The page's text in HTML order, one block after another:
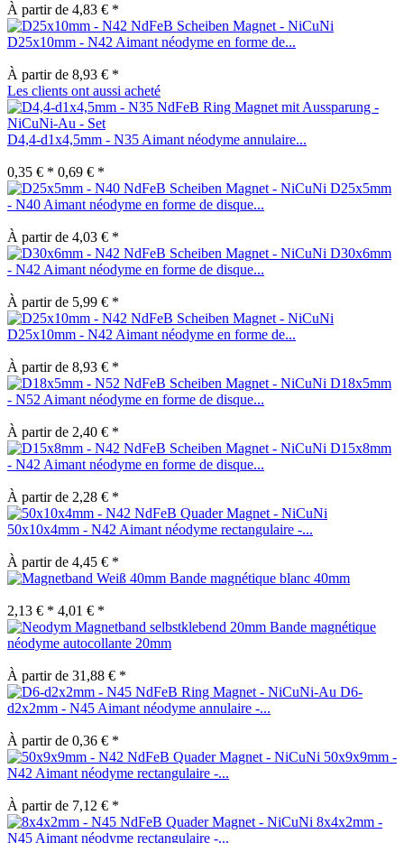
À partir de 4,83 € *
D25x10mm - N42 Aimant néodyme en forme de...
À partir de 8,93 € *
Les clients ont aussi acheté
D4,4-d1x4,5mm - N35 Aimant néodyme annulaire...
0,35 € * 0,69 € *
D25x5mm
- N40 Aimant néodyme en forme de disque...
À partir de 4,03 € *
D30x6mm
- N42 Aimant néodyme en forme de disque...
À partir de 5,99 € *
D25x10mm - N42 Aimant néodyme en forme de...
À partir de 8,93 € *
D18x5mm
- N52 Aimant néodyme en forme de disque...
À partir de 2,40 € *
D15x8mm
- N42 Aimant néodyme en forme de disque...
À partir de 2,28 € *
50x10x4mm - N42 Aimant néodyme rectangulaire -...
À partir de 4,45 € *
Bande magnétique blanc 40mm
2,13 € * 4,01 € *
Bande magnétique
néodyme autocollante 20mm
À partir de 31,88 € *
D6-
d2x2mm - N45 Aimant néodyme annulaire -...
À partir de 0,36 € *
50x9x9mm -
N42 Aimant néodyme rectangulaire -...
À partir de 7,12 € *
8x4x2mm -
N45 Aimant néodyme rectangulaire -...